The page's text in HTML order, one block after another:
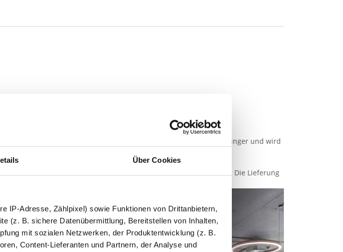
Über Cookies
IP-Adresse, Zählpixel) sowie Funktionen von Drittanbietern,
(z. B. sichere Datenübermittlung, Bereitstellen von Inhalten,
mit sozialen Netzwerken, der Produktentwicklung (z. B.
Content-Lieferanten und Partnern, der Analyse und
Das effektive Glasmaß ist 4 mm (Breite) bzw. 7 mm (Höhe) geringer und wird
sichtbar. Es ist nicht möglich, die Tür flächenbündig einzubauen. Die Lieferung